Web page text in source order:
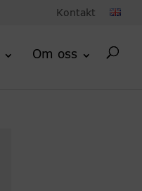
Kontakt
Om oss